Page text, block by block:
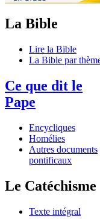
La Bible
Lire la Bible
La Bible par
Ce que dit le
Pape
Encycliques
Homélies
Autres documents
pontificaux
Le Catéchisme
Texte intégral